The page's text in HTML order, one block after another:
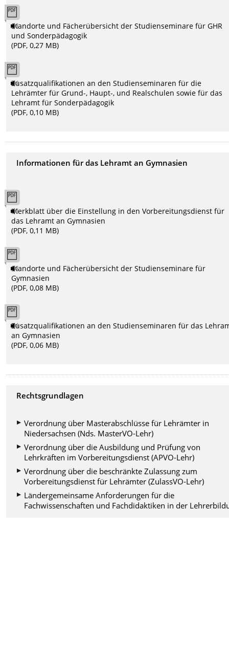
Standorte und Fächerübersicht der Studienseminare für GHR
und Sonderpädagogik
(PDF, 0,27 MB)
Zusatzqualifikationen an den Studienseminaren für die
Lehrämter für Grund-, Haupt-, und Realschulen sowie für das
Lehramt für Sonderpädagogik
(PDF, 0,10 MB)
Informationen für das Lehramt an Gymnasien
Merkblatt über die Einstellung in den Vorbereitungsdienst für
das Lehramt an Gymnasien
(PDF, 0,11 MB)
Standorte und Fächerübersicht der Studienseminare für
Gymnasien
(PDF, 0,08 MB)
Zusatzqualifikationen an den Studienseminaren für das
an Gymnasien
(PDF, 0,06 MB)
Rechtsgrundlagen
Verordnung über Masterabschlüsse für Lehrämter in
Niedersachsen (Nds. MasterVO-Lehr)
Verordnung über die Ausbildung und Prüfung von
Lehrkräften im Vorbereitungsdienst (APVO-Lehr)
Verordnung über die beschränkte Zulassung zum
Vorbereitungsdienst für Lehrämter (ZulassVO-Lehr)
Ländergemeinsame Anforderungen für die
Fachwissenschaften und Fachdidaktiken in der